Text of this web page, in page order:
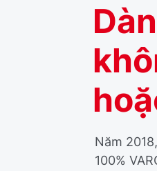
Năm
100%